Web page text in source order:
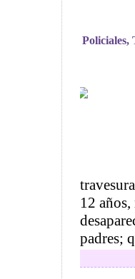
Policiales,
12
padres;